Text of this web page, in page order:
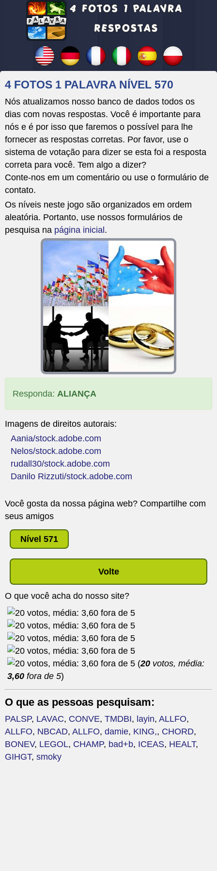
4 FOTOS 1 PALAVRA NÍVEL 570
Nós atualizamos nosso banco de dados todos os
dias com novas respostas. Você é importante para
nós e é por isso que faremos o possível para lhe
fornecer as respostas corretas. Por favor, use o
sistema de votação para dizer se esta foi a resposta
correta para você. Tem algo a dizer?
Conte-nos em um comentário ou use o formulário de
contato.
Os níveis neste jogo são organizados em ordem
aleatória. Portanto, use nossos formulários de
pesquisa na página inicial.
Responda: ALIANÇA
Imagens de direitos autorais:
Aania/stock.adobe.com
Nelos/stock.adobe.com
rudall30/stock.adobe.com
Danilo Rizzuti/stock.adobe.com
Você gosta da nossa página web? Compartilhe com
seus amigos
Nível 571
Volte
O que você acha do nosso site?
(20 votos, média:
3,60 fora de 5)
O que as pessoas pesquisam:
PALSP, LAVAC, CONVE, TMDBI, layin, ALLFO,
ALLFO, NBCAD, ALLFO, damie, KING,, CHORD,
BONEV, LEGOL, CHAMP, bad+b, ICEAS, HEALT,
GIHGT, smoky